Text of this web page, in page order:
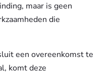
maar is geen
die
een overeenkomst te
komt deze